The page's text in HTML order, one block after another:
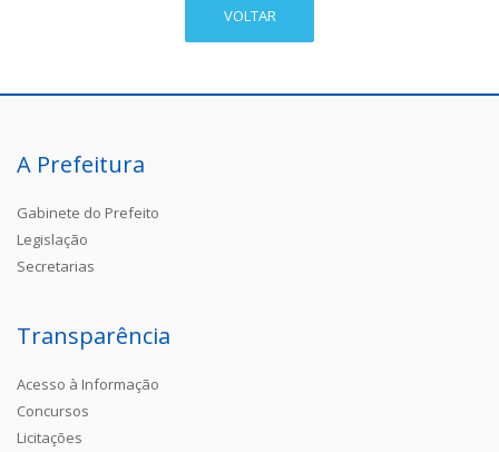
VOLTAR
A Prefeitura
Gabinete do Prefeito
Legislação
Secretarias
Transparência
Acesso à Informação
Concursos
Licitações